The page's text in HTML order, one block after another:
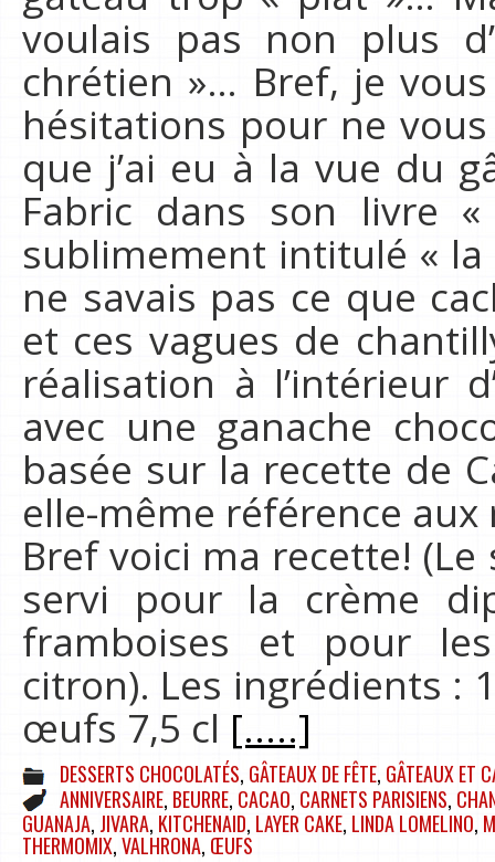
voulais pas non plus
chrétien »… Bref, je
hésitations pour ne
que j’ai eu à la vue du
Fabric dans son livre
sublimement intitulé « la
ne savais pas ce que
et ces vagues de
réalisation à l’intérieur
avec une ganache
basée sur la recette de
elle-même référence
Bref voici ma recette!
servi pour la crème
framboises et pour
citron). Les ingrédients :
œufs 7,5 cl [.....]
DESSERTS CHOCOLATÉS, GÂTEAUX DE FÊTE, GÂTEAUX ET
ANNIVERSAIRE, BEURRE, CACAO, CARNETS PARISIENS,
GUANAJA, JIVARA, KITCHENAID, LAYER CAKE, LINDA LOMELINO,
THERMOMIX,VALHRONA, ŒUFS